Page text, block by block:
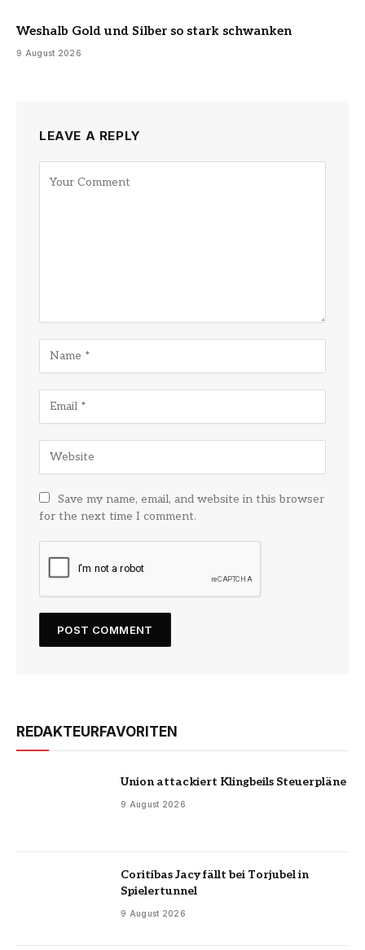
Weshalb Gold und Silber so stark schwanken
9 August 2026
LEAVE A REPLY
Save my name, email, and website in this browser
for the next time I comment.
REDAKTEURFAVORITEN
Union attackiert Klingbeils Steuerpläne
9 August 2026
Coritibas Jacy fällt bei Torjubel in
Spielertunnel
9 August 2026